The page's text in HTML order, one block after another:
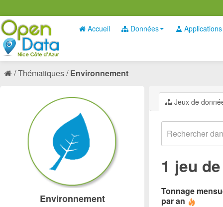
Accueil Données Applications
Thématiques Environnement
Jeux de
1 jeu
Tonnage
par an
Environnement